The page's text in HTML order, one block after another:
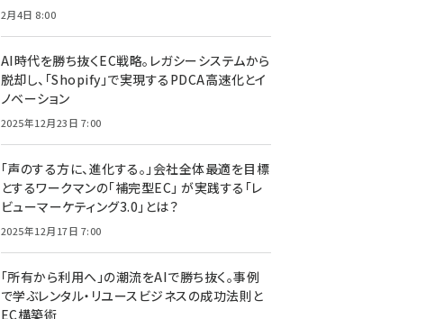
2月4日 8:00
AI時代を勝ち抜くEC戦略。レガシーシステムから
脱却し、「Shopify」で実現するPDCA高速化とイ
ノベーション
2025年12月23日 7:00
「声のする方に、進化する。」会社全体最適を目標
とするワークマンの「補完型EC」 が実践する「レ
ビューマーケティング3.0」とは？
2025年12月17日 7:00
「所有から利用へ」の潮流をAIで勝ち抜く。事例
で学ぶレンタル・リユースビジネスの成功法則と
EC構築術